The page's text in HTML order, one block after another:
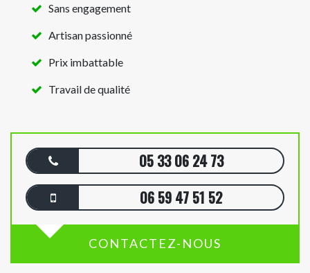
Sans engagement
Artisan passionné
Prix imbattable
Travail de qualité
05 33 06 24 73
06 59 47 51 52
CONTACTEZ-NOUS